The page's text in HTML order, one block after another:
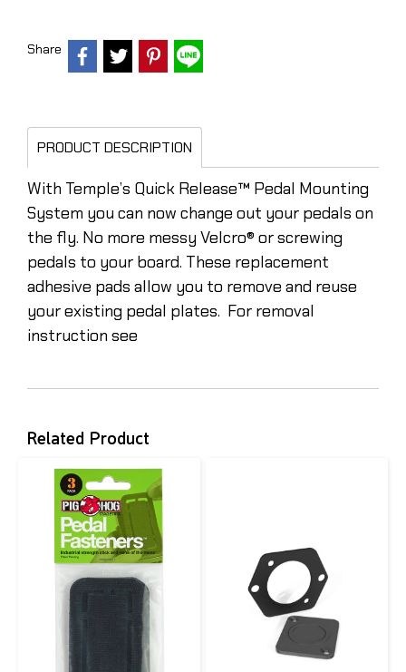
Share
PRODUCT DESCRIPTION
With Temple’s Quick Release™ Pedal Mounting
System you can now change out your pedals on
the fly. No more messy Velcro® or screwing
pedals to your board. These replacement
adhesive pads allow you to remove and reuse
your existing pedal plates. For removal
instruction see
Related Product